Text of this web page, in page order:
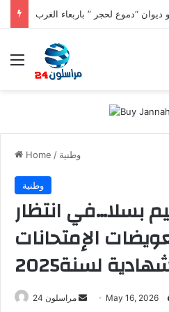
Menu
Home / وطنية
وطنية
بسلا…في انتظار
الإمتحانات
مراسلون 24 May 16, 2026